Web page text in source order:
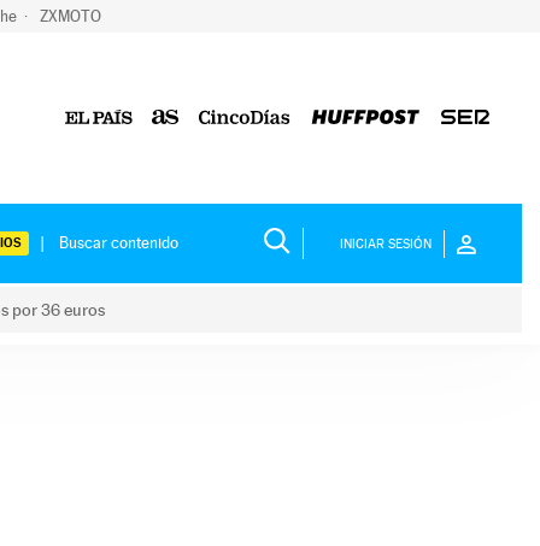
ZXMOTO
INICIAR SESIÓN
por 36 euros